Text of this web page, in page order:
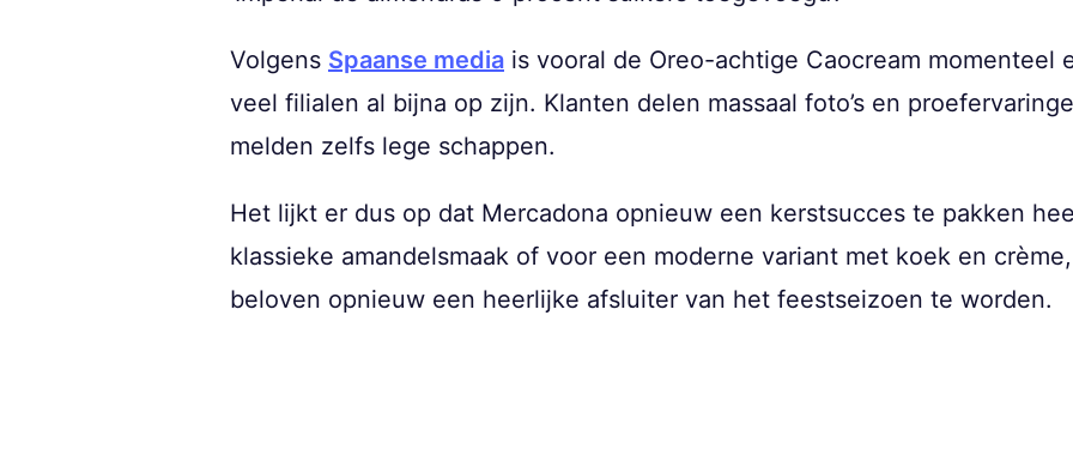
Volgens Spaanse media is vooral de Oreo-achtige Caocream momenteel
veel filialen al bijna op zijn. Klanten delen massaal foto’s en
melden zelfs lege schappen.
Het lijkt er dus op dat Mercadona opnieuw een kerstsucces te pakken
klassieke amandelsmaak of voor een moderne variant met koek en
beloven opnieuw een heerlijke afsluiter van het feestseizoen te worden.